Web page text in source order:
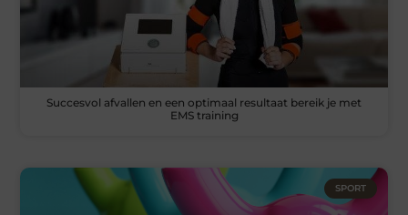
Succesvol afvallen en een optimaal resultaat bereik je met
EMS training
SPORT